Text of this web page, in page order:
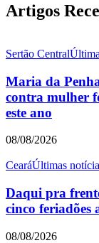
Artigos
Sertão Central
Maria da
contra mulher
este ano
08/08/2026
CearáÚltimas
Daqui pra
cinco feriadões
08/08/2026